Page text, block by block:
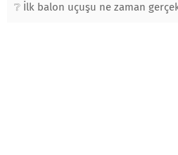
İlk balon uçuşu ne zaman